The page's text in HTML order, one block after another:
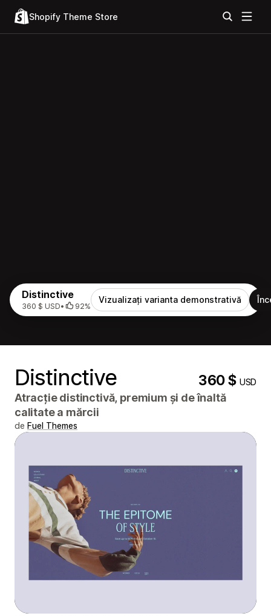
Shopify Theme Store
Distinctive
360 $ USD• 92%
Vizualizați varianta demonstrativă
Distinctive 360 $USD
Atracție distinctivă, premium și de înaltă
calitate a mărcii
de Fuel Themes